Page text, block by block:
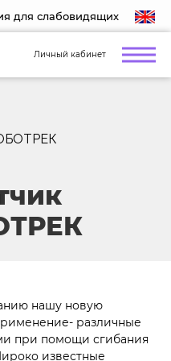
для слабовидящих
Личный кабинет
нашу новую
различные
при помощи сгибания
известные